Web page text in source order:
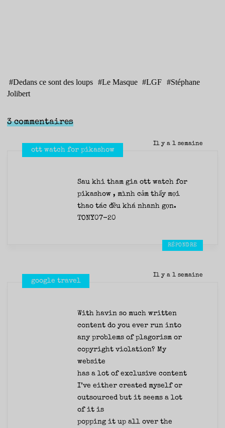
#Dedans ce sont des loups #Le Masque #LGF #Stéphane
Jolibert
3 commentaires
Il y a 1 semaine
ott watch for pikashow
Sau khi tham gia ott watch for
pikashow , mình cảm thấy mọi
thao tác đều khá nhanh gọn.
TONY07-20
RÉPONDRE
Il y a 1 semaine
google travel
With havin so much written
content do you ever run into
any problems of plagorism or
copyright violation? My
website
has a lot of exclusive content
I’ve either created myself or
outsourced but it seems a lot
of it is
popping it up all over the